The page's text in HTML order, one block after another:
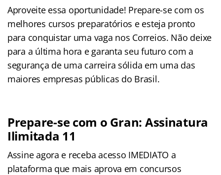
Aproveite essa oportunidade! Prepare-se com os
melhores cursos preparatórios e esteja pronto
para conquistar uma vaga nos Correios. Não deixe
para a última hora e garanta seu futuro com a
segurança de uma carreira sólida em uma das
maiores empresas públicas do Brasil.
Prepare-se com o Gran: Assinatura
Ilimitada 11
Assine agora e receba acesso IMEDIATO a
plataforma que mais aprova em concursos